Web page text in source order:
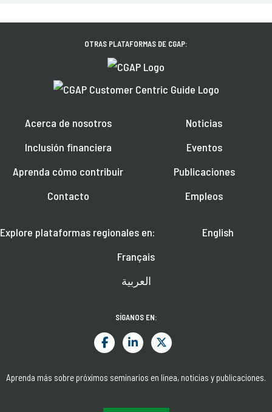
OTRAS PLATAFORMAS DE CGAP:
Acerca de nosotros
Inclusión financiera
Aprenda cómo contribuir
Contacto
Noticias
Eventos
Publicaciones
Empleos
Explore plataformas regionales en:
English
Français
العربية
SÍGANOS EN:
Aprenda más sobre próximos seminarios en línea, noticias y publicaciones.